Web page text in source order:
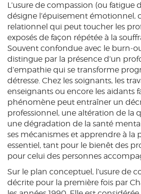
L’usure de compassion (ou fatigue
désigne l’épuisement émotionnel,
relationnel qui peut toucher les
exposés de façon répétée à la
Souvent confondue avec le
distingue par la présence d’un
d’empathie qui se transforme
détresse. Chez les soignants, les
enseignants ou encore les aidants
phénomène peut entraîner un
professionnel, une altération de la
une dégradation de la santé
ses mécanismes et apprendre à la
essentiel, tant pour le bienêt des
pour celui des personnes
Sur le plan conceptuel, l’usure de
décrite pour la première fois par